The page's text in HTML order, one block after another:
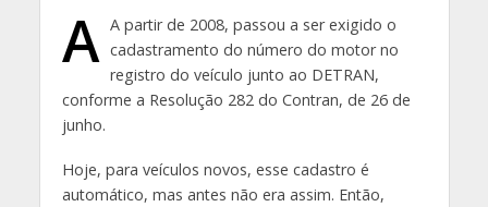
A A partir de 2008, passou a ser exigido o
cadastramento do número do motor no
registro do veículo junto ao DETRAN,
conforme a Resolução 282 do Contran, de 26 de
junho.
Hoje, para veículos novos, esse cadastro é
automático, mas antes não era assim. Então,